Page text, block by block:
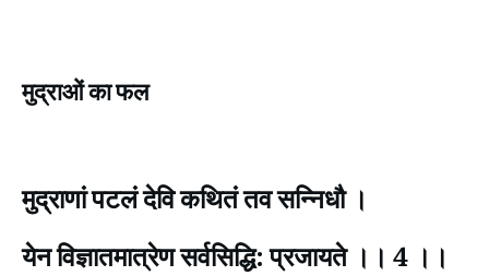
मुद्राओं का फल
मुद्राणां पटलं देवि कथितं तव सन्निधौ ।
येन विज्ञातमात्रेण सर्वसिद्धि: प्रजायते ।। 4 ।।